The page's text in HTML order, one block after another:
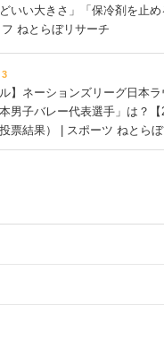
いい大きさ」「保冷剤を止め
フ ねとらぼリサーチ
3
ル】ネーションズリーグ日本
男子バレー代表選手」は？
票結果） | スポーツ ねとら